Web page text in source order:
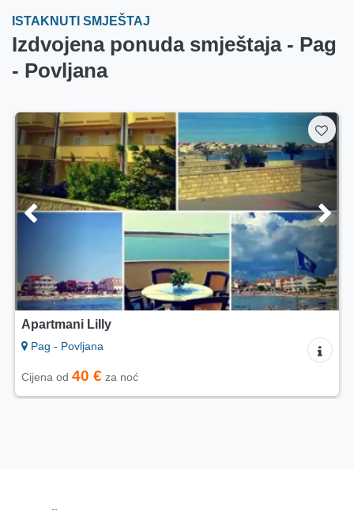
ISTAKNUTI SMJEŠTAJ
Izdvojena ponuda smještaja - Pag
- Povljana
Apartmani Lilly
Pag - Povljana
Cijena od 40 € za noć